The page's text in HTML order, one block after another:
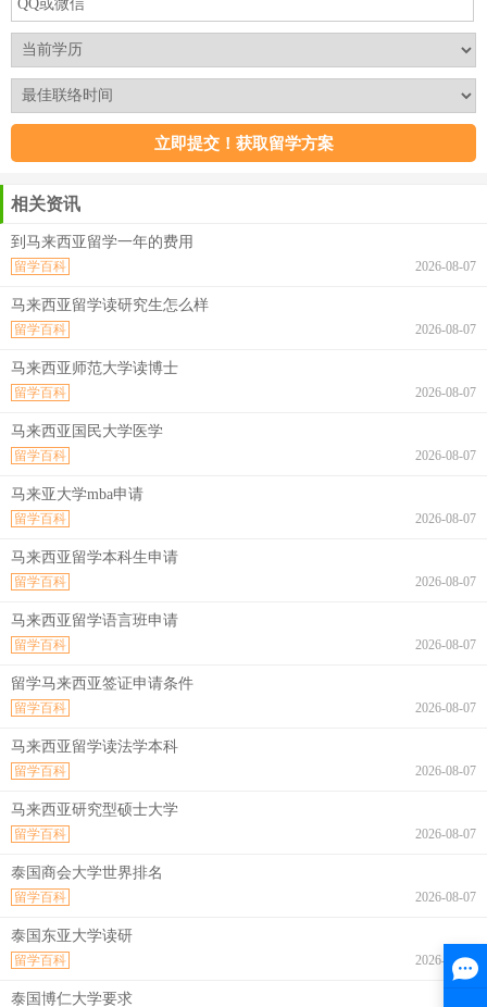
相关资讯
到马来西亚留学一年的费用
2026-08-07
留学百科
马来西亚留学读研究生怎么样
2026-08-07
留学百科
马来西亚师范大学读博士
2026-08-07
留学百科
马来西亚国民大学医学
2026-08-07
留学百科
马来亚大学mba申请
2026-08-07
留学百科
马来西亚留学本科生申请
2026-08-07
留学百科
马来西亚留学语言班申请
2026-08-07
留学百科
留学马来西亚签证申请条件
2026-08-07
留学百科
马来西亚留学读法学本科
2026-08-07
留学百科
马来西亚研究型硕士大学
2026-08-07
留学百科
泰国商会大学世界排名
2026-08-07
留学百科
泰国东亚大学读研
2026-08-07
留学百科
泰国博仁大学要求